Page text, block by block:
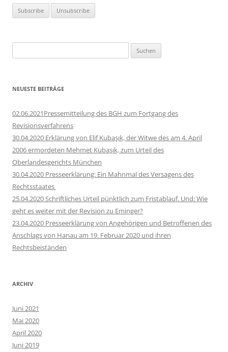
nach:
NEUESTE BEITRÄGE
02.06.2021Pressemitteilung des BGH zum Fortgang des
Revisionsverfahrens
30.04.2020 Erklärung von Elif Kubaşık, der Witwe des am 4. April
2006 ermordeten Mehmet Kubaşık, zum Urteil des
Oberlandesgerichts München
30.04.2020 Presseerklärung: Ein Mahnmal des Versagens des
Rechtsstaates
25.04.2020 Schriftliches Urteil pünktlich zum Fristablauf. Und: Wie
geht es weiter mit der Revision zu Eminger?
23.04.2020 Presseerklärung von Angehörigen und Betroffenen des
Anschlags von Hanau am 19. Februar 2020 und ihren
Rechtsbeiständen
ARCHIV
Juni 2021
Mai 2020
April 2020
Juni 2019